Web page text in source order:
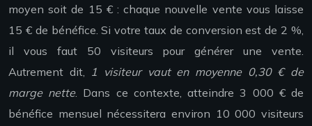
moyen soit de 15 € : chaque nouvelle vente vous laisse
15 € de bénéfice. Si votre taux de conversion est de 2 %,
il vous faut 50 visiteurs pour générer une vente.
Autrement dit, 1 visiteur vaut en moyenne 0,30 € de
marge nette. Dans ce contexte, atteindre 3 000 € de
bénéfice mensuel nécessitera environ 10 000 visiteurs